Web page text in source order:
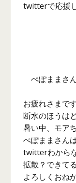
twitterで応援し
ぺぽままさ
お疲れさまです
断水のほうは
暑い中、モア
ぺぽままさん
twitterわから
拡散？できて
よろしくおね